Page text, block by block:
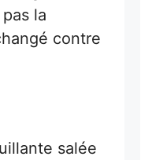
la
contre
salée